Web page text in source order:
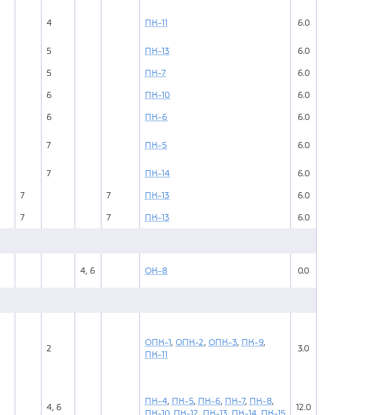
4 ПК-11 6.0
5 ПК-13 6.0
5 ПК-7 6.0
6 ПК-10 6.0
6 ПК-6 6.0
7 ПК-5 6.0
7 ПК-14 6.0
7 7 ПК-13 6.0
7 7 ПК-13 6.0
4, 6 ОК-8 0.0
2
ОПК-1, ОПК-2, ОПК-3, ПК-9,
ПК-11
3.0
4, 6
ПК-4, ПК-5, ПК-6, ПК-7, ПК-8,
ПК-10, ПК-12, ПК-13, ПК-14, ПК-15
12.0